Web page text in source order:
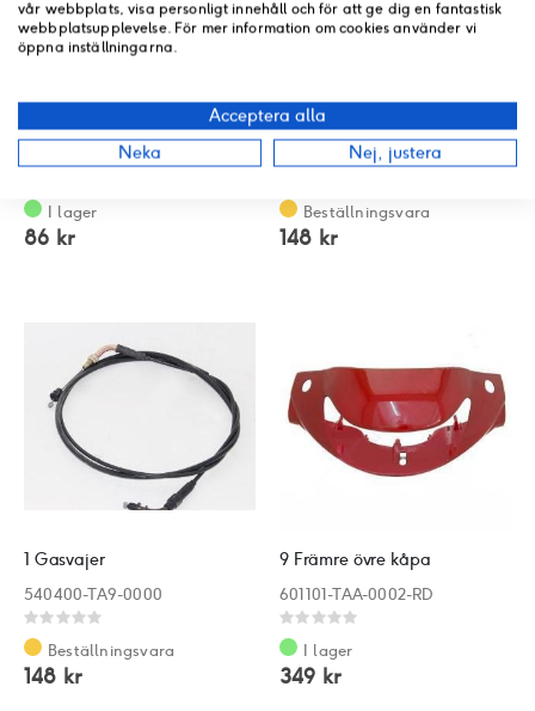
530400-TAC-0300
0%
I lager
86 kr
17 Bakbromsvajer
540200-TA9-0100
0%
Beställningsvara
148 kr
1 Gasvajer
540400-TA9-0000
Rating:
0%
Beställningsvara
148 kr
9 Främre övre kåpa
601101-TAA-0002-RD
Rating:
0%
I lager
349 kr
vår webbplats, visa personligt innehåll och för att ge dig en fantastisk
webbplatsupplevelse. För mer information om cookies använder vi
öppna inställningarna.
Acceptera alla
Neka
Nej, justera